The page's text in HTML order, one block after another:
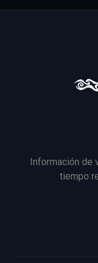
Información de
tiempo